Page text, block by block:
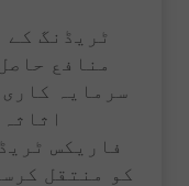
ٹریڈنگ کے
منافع
سرمایہ
فاریکس
کو منتقل